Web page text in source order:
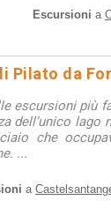
Escursioni a
Pilato da
escursioni più
dell’unico lago
che
...
a